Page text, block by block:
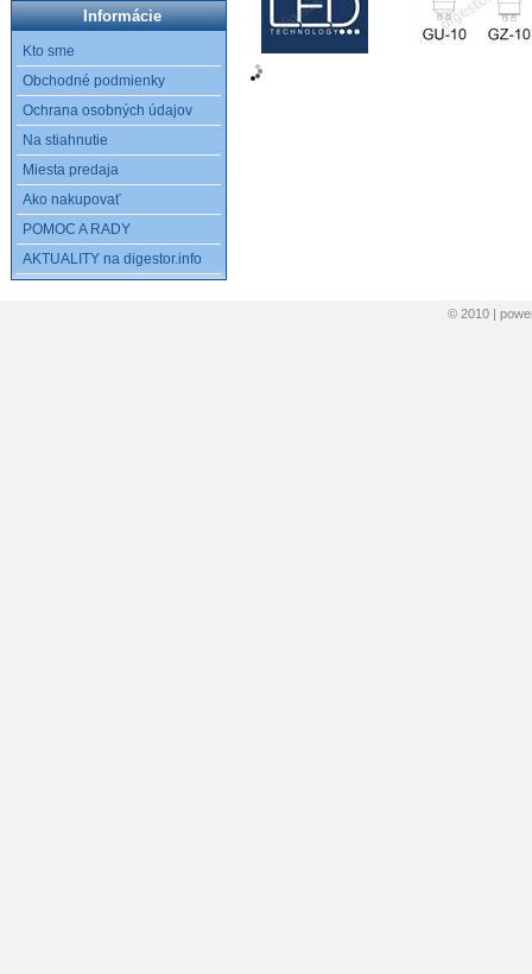
Informácie
Kto sme
Obchodné podmienky
Ochrana osobných údajov
Na stiahnutie
Miesta predaja
Ako nakupovať
POMOC A RADY
AKTUALITY na digestor.info
© 2010 |